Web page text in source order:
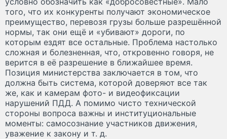
того, что их конкуренты получают экономическое
преимущество, перевозя грузы больше разрешённой
нормы, так они ещё и «убивают» дороги, по
которым ездят все остальные. Проблема настолько
сложная и болезненная, что, откровенно говоря, не
верится в её разрешение в ближайшее время.
Позиция министерства заключается в том, что
должна быть система, которой доверяют все так
же, как и камерам фото- и видеофиксации
нарушений ПДД. А помимо чисто технической
стороны вопроса важны и институциональные
моменты: самосознание участников движения,
уважение к закону и т. д.